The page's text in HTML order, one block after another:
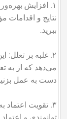
۱. افزایش
نتایج و اقدامات
ببرید.
۲. غلبه بر تعلل:
می‌دهد که از به
دست به عمل
۳. تقویت